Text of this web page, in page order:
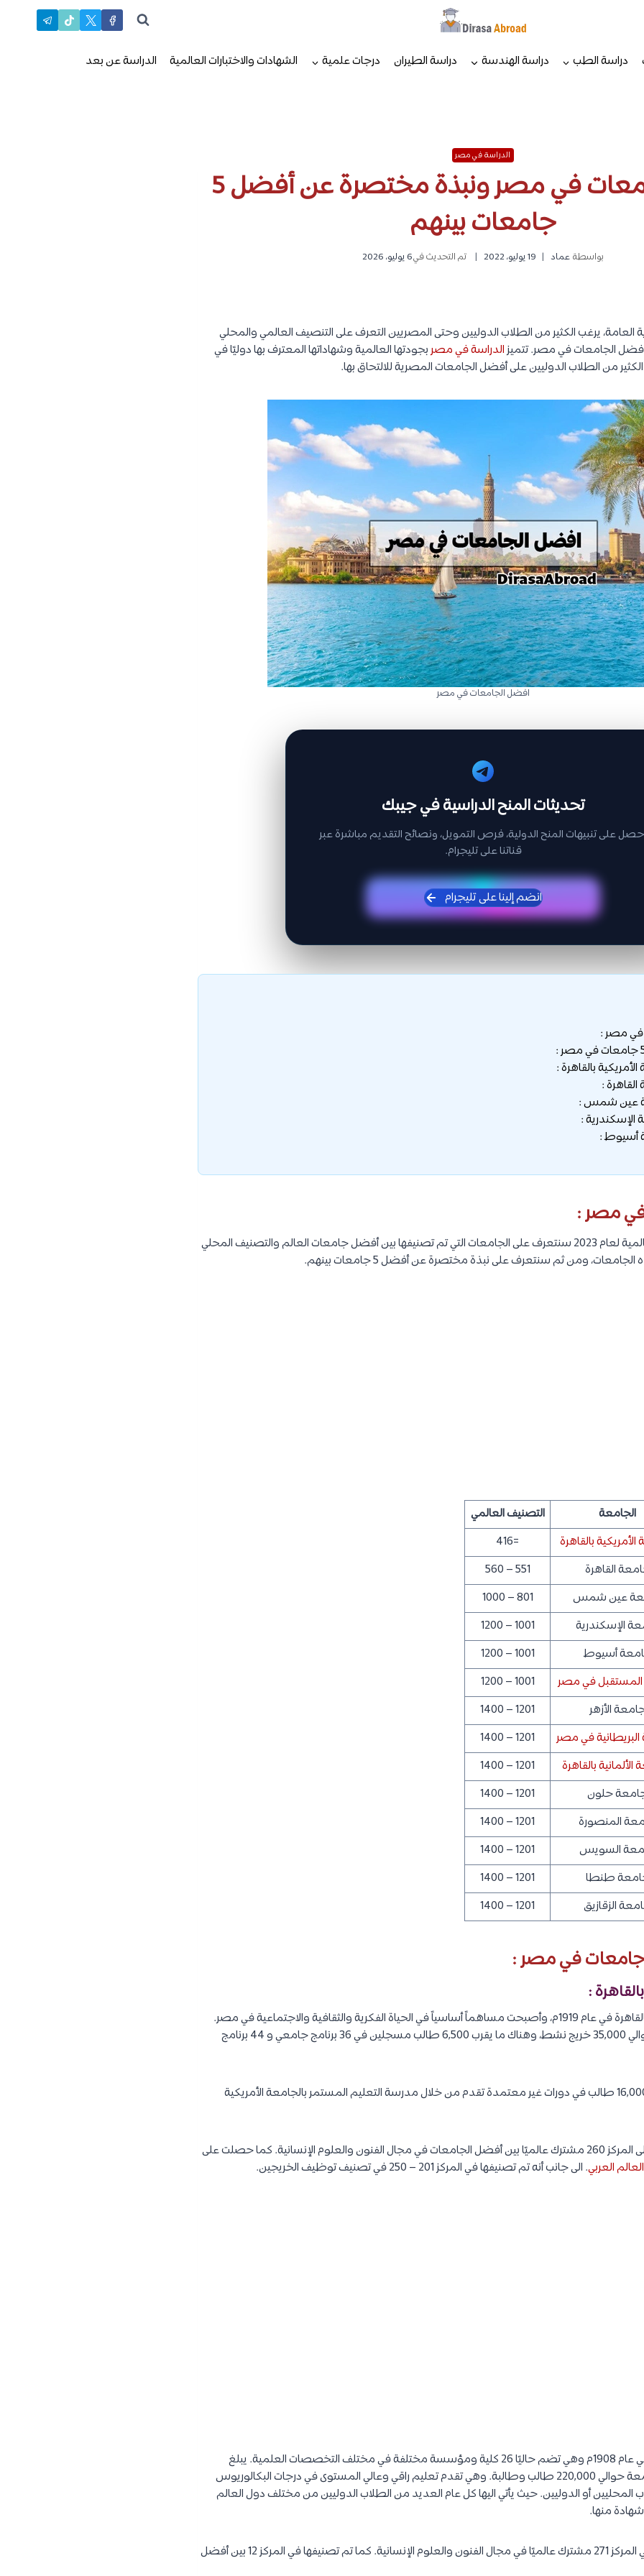
دراسة الطب دراسة الهندسة دراسة الطيران درجات علمية الشهادات والاختبارات العالمية الدراسة عن بعد
الدراسة في مصر
افضل الجامعات في مصر ونبذة مختصرة عن أفضل 5
جامعات بينهم
بواسطة عماد 19 يوليو، 2022 تم التحديث في6 يوليو، 2026
العامة، يرغب الكثير من الطلاب الدوليين وحتى المصريين التعرف على التنصيف العالمي والمحلي
الجامعات في مصر. تتميزالدراسة في مصربجودتها العالمية وشهاداتها المعترف بها دوليًا في
من الطلاب الدوليين على أفضل الجامعات المصرية للالتحاق بها.
افضل الجامعات في مصر
تحديثات المنح الدراسية في جيبك
على تنبيهات المنح الدولية، فرص التمويل، ونصائح التقديم مباشرة عبر
قناتنا على تليجرام.
انضم إلينا على تليجرام
مصر :
مصر :
اعتمادًا على تصنيفات QS العالمية لعام 2023 سنتعرف على الجامعات التي تم تصنيفها بين أفضل جامعات العالم والتصنيف المحلي
ومن ثم سنتعرف على نبذة مختصرة عن أفضل 5 جامعات بينهم.
الجامعة
التصنيف العالمي
بالقاهرة
=416
القاهرة
551 – 560
عين شمس
801 – 1000
الإسكندرية
1001 – 1200
أسيوط
1001 – 1200
في مصر
1001 – 1200
الأزهر
1201 – 1400
البريطانية في مصر
1201 – 1400
الألمانية بالقاهرة
1201 – 1400
حلون
1201 – 1400
المنصورة
1201 – 1400
السويس
1201 – 1400
طنطا
1201 – 1400
الزقازيق
1201 – 1400
تأسست الجامعة الأمريكية بالقاهرة في عام 1919م، وأصبحت مساهماً أساسياً في الحياة الفكرية والثقافية والاجتماعية في مصر.
تخرج من الجامعة الى الآن حوالي 35,000 خريج نشط، وهناك ما يقرب 6,500 طالب مسجلين في 36 برنامج جامعي و 44 برنامج
كما يسجل كل عام أكثر من 16,000 طالب في دورات غير معتمدة تقدم من خلال مدرسة التعليم المستمر بالجامعة الأمريكية
حصلت الجامعة الأمريكية على المركز 260 مشترك عالميًا بين أفضل الجامعات في مجال الفنون والعلوم الإنسانية. كما حصلت على
العربي. الى جانب أنه تم تصنيفها في المركز 201 – 250 في تصنيف توظيف الخريجين.
تم تأسيس جامعة القاهرة في عام 1908م وهي تضم حاليًا 26 كلية ومؤسسة مختلفة في مختلف التخصصات العلمية. يبلغ
اجمالي عدد الطلاب في الجامعة حوالي 220,000 طالب وطالبة. وهي تقدم تعليم راقي وعالي المستوى في درجات البكالوريوس
المحليين أو الدوليين. حيث يأتي اليها كل عام العديد من الطلاب الدوليين من مختلف دول العالم
منها.
تم تصنيف جامعة القاهرة في المركز 271 مشترك عالميًا في مجال الفنون والعلوم الإنسانية. كما تم تصنيفها في المركز 12 بين أفضل